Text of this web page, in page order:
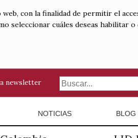
con la finalidad de permitir el
seleccionar cuáles deseas
newsletter
NOTICIAS BLOG